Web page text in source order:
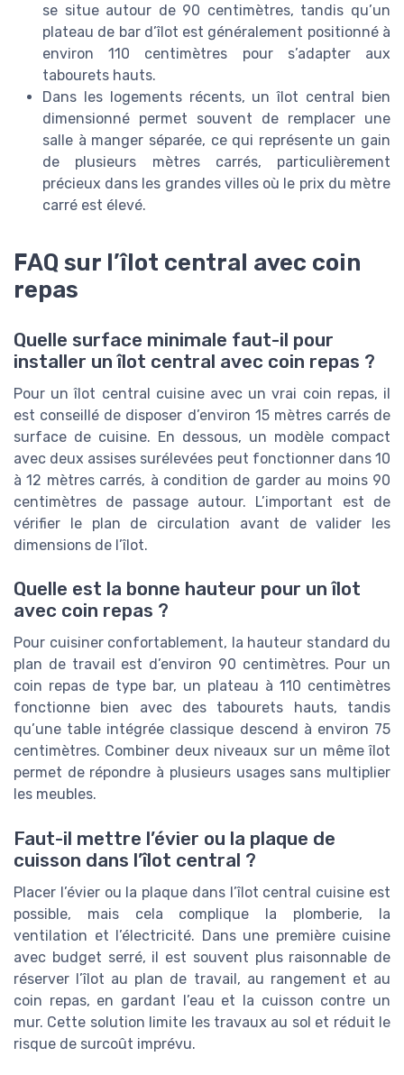
se situe autour de 90 centimètres, tandis qu’un
plateau de bar d’îlot est généralement positionné à
environ 110 centimètres pour s’adapter aux
tabourets hauts.
Dans les logements récents, un îlot central bien
dimensionné permet souvent de remplacer une
salle à manger séparée, ce qui représente un gain
de plusieurs mètres carrés, particulièrement
précieux dans les grandes villes où le prix du mètre
carré est élevé.
FAQ sur l’îlot central avec coin
repas
Quelle surface minimale faut-il pour
installer un îlot central avec coin repas ?
Pour un îlot central cuisine avec un vrai coin repas, il
est conseillé de disposer d’environ 15 mètres carrés de
surface de cuisine. En dessous, un modèle compact
avec deux assises surélevées peut fonctionner dans 10
à 12 mètres carrés, à condition de garder au moins 90
centimètres de passage autour. L’important est de
vérifier le plan de circulation avant de valider les
dimensions de l’îlot.
Quelle est la bonne hauteur pour un îlot
avec coin repas ?
Pour cuisiner confortablement, la hauteur standard du
plan de travail est d’environ 90 centimètres. Pour un
coin repas de type bar, un plateau à 110 centimètres
fonctionne bien avec des tabourets hauts, tandis
qu’une table intégrée classique descend à environ 75
centimètres. Combiner deux niveaux sur un même îlot
permet de répondre à plusieurs usages sans multiplier
les meubles.
Faut-il mettre l’évier ou la plaque de
cuisson dans l’îlot central ?
Placer l’évier ou la plaque dans l’îlot central cuisine est
possible, mais cela complique la plomberie, la
ventilation et l’électricité. Dans une première cuisine
avec budget serré, il est souvent plus raisonnable de
réserver l’îlot au plan de travail, au rangement et au
coin repas, en gardant l’eau et la cuisson contre un
mur. Cette solution limite les travaux au sol et réduit le
risque de surcoût imprévu.